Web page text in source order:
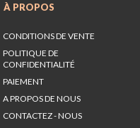
À PROPOS
CONDITIONS DE VENTE
POLITIQUE DE
CONFIDENTIALITÉ
PAIEMENT
A PROPOS DE NOUS
CONTACTEZ - NOUS